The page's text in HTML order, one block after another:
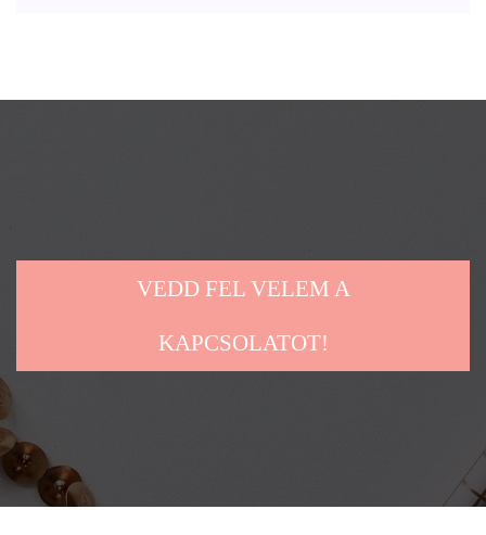
VEDD FEL VELEM A
KAPCSOLATOT!